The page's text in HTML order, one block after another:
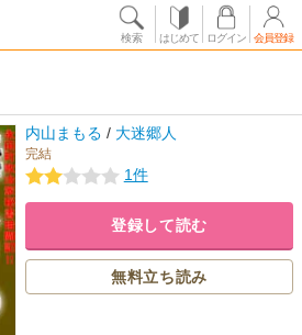
検索 はじめて ログイン 会員登録
内山まもる / 大迷郷人
完結
1件
登録して読む
無料立ち読み